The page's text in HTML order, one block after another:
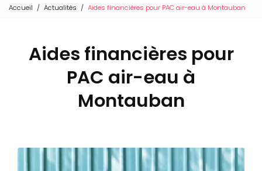
Accueil Actualités Aides financières pour PAC air-eau à Montauban
Aides financières pour
PAC air-eau à
Montauban